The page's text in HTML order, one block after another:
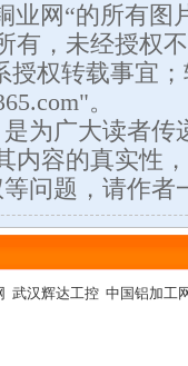
业网“的所有图
有，未经授权
授权转载事宜
。
为广大读者传
内容的真实性
问题，请作者